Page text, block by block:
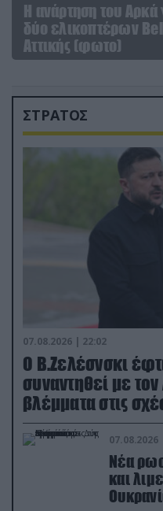
Η ανάρτηση του
δύο ελικοπτέρων
Αττικής (φωτο)
ΣΤΡΑΤΟΣ
07.08.2026 | 22:02
Ο Β.Ζελέσνσκι
συναντηθεί με τον
βλέμματα στις
07.08.2026
Νέα
και